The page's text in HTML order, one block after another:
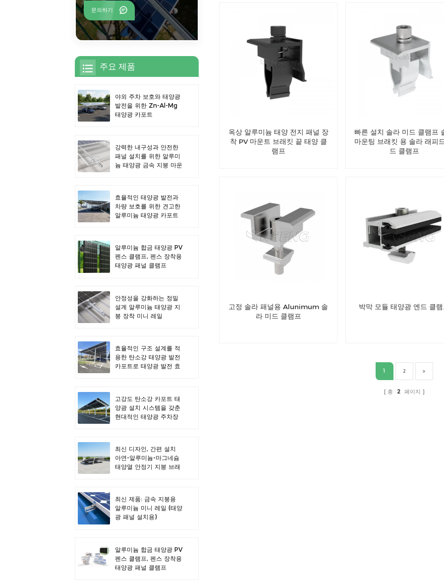
옥상 알루미늄 태양 전지 패널 장
착 PV 마운트 브래킷 끝 태양 클
램프
빠른 설치 솔라 미드 클램프
마운팅 브래킷 용 솔라 래피
드 클램프
고정 솔라 패널용 Alunimum 솔
라 미드 클램프
박막 모듈 태양광 엔드 클램
1 2
총 2 페이지
문의하기
주요 제품
야외 주차 보호와 태양광
발전을 위한 Zn-Al-Mg
태양광 카포트
강력한 내구성과 안전한
패널 설치를 위한 알루미
늄 태양광 금속 지붕 마운
효율적인 태양광 발전과
차량 보호를 위한 견고한
알루미늄 태양광 카포트
알루미늄 합금 태양광 PV
펜스 클램프, 펜스 장착용
태양광 패널 클램프
안정성을 강화하는 정밀
설계 알루미늄 태양광 지
붕 장착 미니 레일
효율적인 구조 설계를 적
용한 탄소강 태양광 발전
카포트로 태양광 발전 효
고강도 탄소강 카포트 태
양광 설치 시스템을 갖춘
현대적인 태양광 주차장
최신 디자인, 간편 설치
아연-알루미늄-마그네슘
태양열 안정기 지붕 브래
최신 제품: 금속 지붕용
알루미늄 미니 레일 (태양
광 패널 설치용)
알루미늄 합금 태양광 PV
펜스 클램프, 펜스 장착용
태양광 패널 클램프